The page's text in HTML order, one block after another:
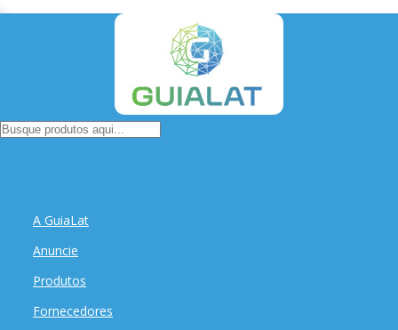
A GuiaLat
Anuncie
Produtos
Fornecedores